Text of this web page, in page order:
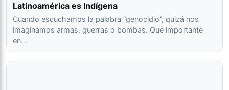
Latinoamérica es Indígena
Cuando escuchamos la palabra “genocidio”, quizá nos
imaginamos armas, guerras o bombas. Qué importante
en…